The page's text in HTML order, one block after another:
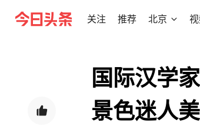
关注 推荐 北京
国际汉学
景色迷人